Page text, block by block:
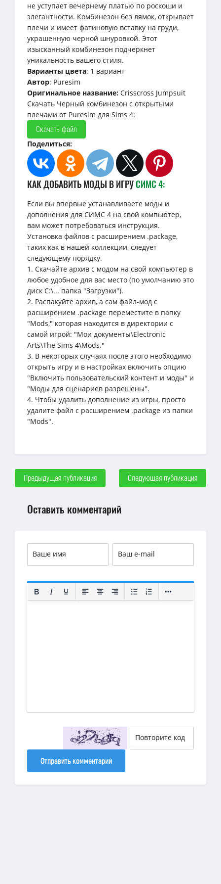
не уступает вечернему платью по роскоши и
элегантности. Комбинезон без лямок, открывает
плечи и имеет фатиновую вставку на груди,
украшенную черной шнуровкой. Этот
изысканный комбинезон подчеркнет
уникальность вашего стиля.
Варианты цвета: 1 вариант
Автор: Puresim
Оригинальное название: Crisscross Jumpsuit
Скачать Черный комбинезон с открытыми
плечами от Puresim для Sims 4:
Скачать файл
Поделиться:
КАК ДОБАВИТЬ МОДЫ В ИГРУСИМС 4:
Если вы впервые устанавливаете моды и
дополнения для СИМС 4 на свой компьютер,
вам может потребоваться инструкция.
Установка файлов с расширением .package,
таких как в нашей коллекции, следует
следующему порядку.
1. Скачайте архив с модом на свой компьютер в
любое удобное для вас место (по умолчанию это
диск C:\... папка "Загрузки").
2. Распакуйте архив, а сам файл-мод с
расширением .package переместите в папку
"Mods," которая находится в директории с
самой игрой: "Мои документы\Electronic
Arts\The Sims 4\Mods."
3. В некоторых случаях после этого необходимо
открыть игру и в настройках включить опцию
"Включить пользовательский контент и моды" и
"Моды для сценариев разрешены".
4. Чтобы удалить дополнение из игры, просто
удалите файл с расширением .package из папки
"Mods".
Предыдущая публикация Следующая публикация
Оставить комментарий
Отправить комментарий